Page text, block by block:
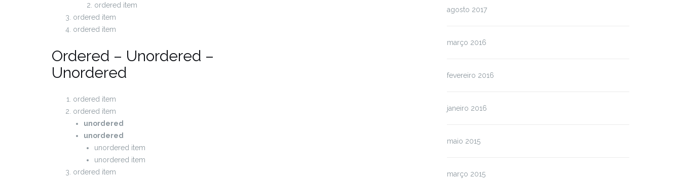
ordered item
ordered item
ordered item
Ordered – Unordered –
Unordered
ordered item
ordered item
unordered
unordered
unordered item
unordered item
ordered item
agosto 2017
março 2016
fevereiro 2016
janeiro 2016
maio 2015
março 2015